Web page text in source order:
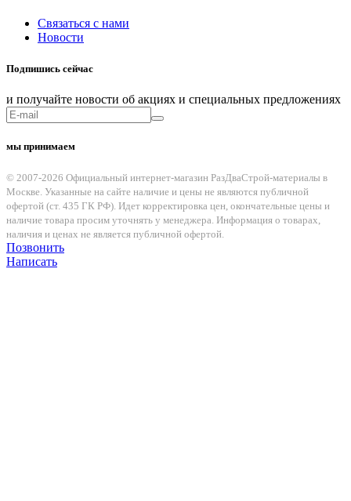
Связаться с нами
Новости
Подпишись сейчас
и получайте новости об акциях и специальных предложениях
мы принимаем
© 2007-2026 Официальный интернет-магазин РазДваСтрой-материалы в
Москве. Указанные на сайте наличие и цены не являются публичной
офертой (ст. 435 ГК РФ). Идет корректировка цен, окончательные цены и
наличие товара просим уточнять у менеджера. Информация о товарах,
наличия и ценах не является публичной офертой.
Позвонить
Написать